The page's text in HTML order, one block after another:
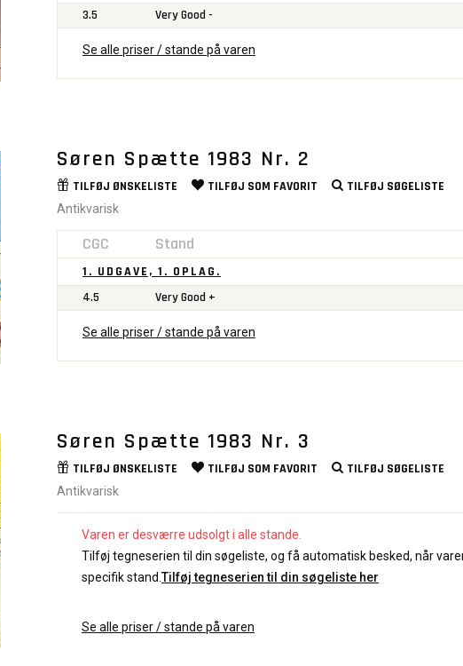
3.5
Very Good -
Se alle priser / stande på varen
Søren Spætte 1983 Nr. 2
TILFØJ ØNSKELISTE TILFØJ SOM FAVORIT TILFØJ SØGELISTE
Antikvarisk
CGC Stand
1. UDGAVE, 1. OPLAG.
4.5
Very Good +
Se alle priser / stande på varen
Søren Spætte 1983 Nr. 3
TILFØJ ØNSKELISTE TILFØJ SOM FAVORIT TILFØJ SØGELISTE
Antikvarisk
Varen er desværre udsolgt i alle stande.
Tilføj tegneserien til din søgeliste, og få automatisk besked, når
specifik stand.Tilføj tegneserien til din søgeliste her
Se alle priser / stande på varen